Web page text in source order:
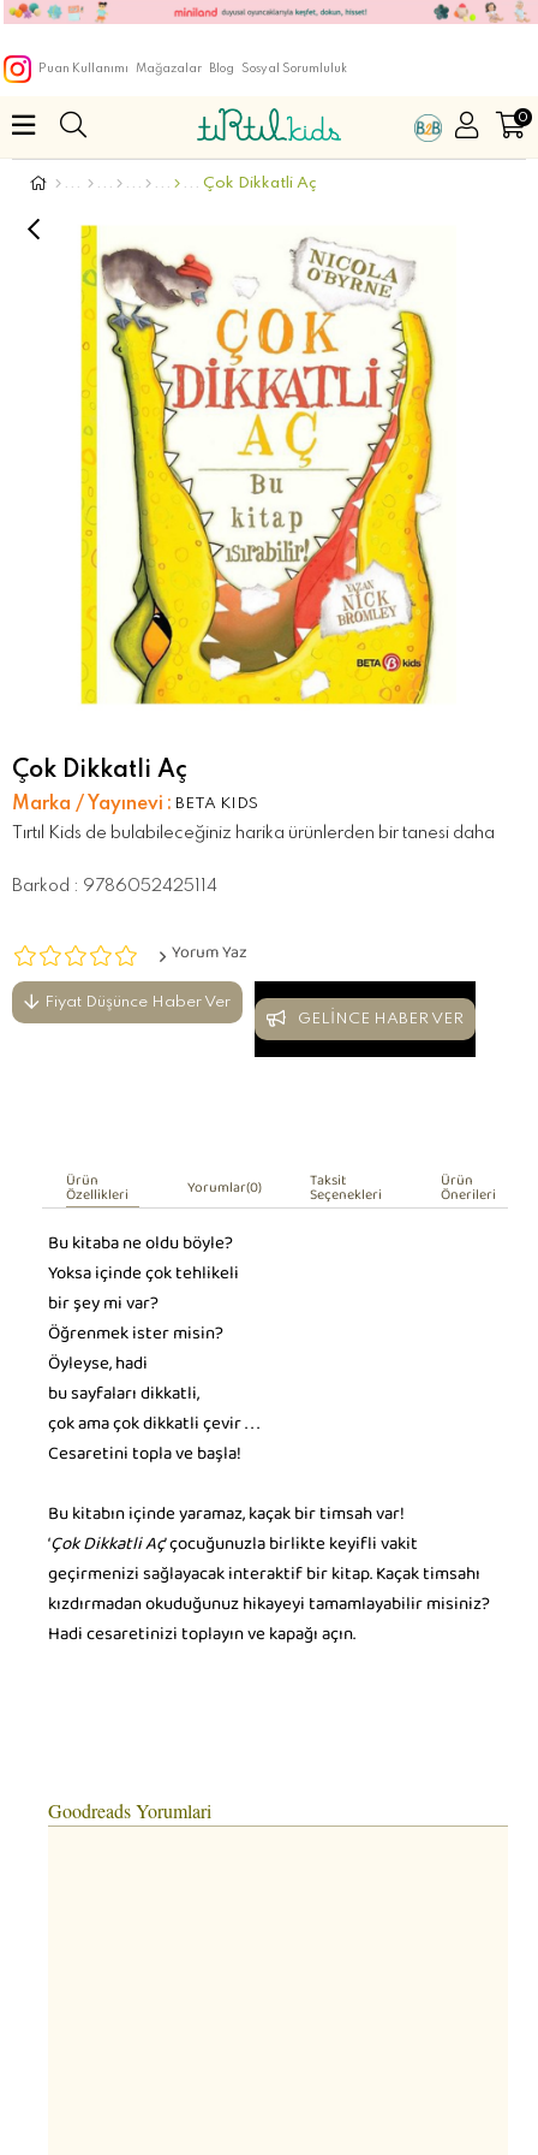
Puan Kullanımı Mağazalar Blog Sosyal Sorumluluk
0
Çok Dikkatli Aç
Çok Dikkatli Aç
Marka / Yayınevi : BETA KIDS
Tırtıl Kids de bulabileceğiniz harika ürünlerden bir tanesi daha
Barkod : 9786052425114
Yorum Yaz
Fiyat Düşünce Haber Ver
GELINCE HABER VER
Ürün
Özellikleri Yorumlar(0) Taksit
Seçenekleri Ürün
Önerileri
Bu kitaba ne oldu böyle?
Yoksa içinde çok tehlikeli
bir şey mi var?
Öğrenmek ister misin?
Öyleyse, hadi
bu sayfaları dikkatli,
çok ama çok dikkatli çevir . . .
Cesaretini topla ve başla!
Bu kitabın içinde yaramaz, kaçak bir timsah var!
‘Çok Dikkatli Aç’ çocuğunuzla birlikte keyifli vakit
geçirmenizi sağlayacak interaktif bir kitap. Kaçak timsahı
kızdırmadan okuduğunuz hikayeyi tamamlayabilir misiniz?
Hadi cesaretinizi toplayın ve kapağı açın.
Goodreads Yorumlari